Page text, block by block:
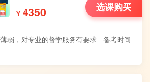
¥ 4350 选课购买
弱，对专业的督学服务有要求，备考时间